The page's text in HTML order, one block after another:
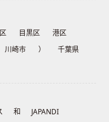
目黒区
港区
川崎市 ）
千葉県
和
JAPANDI